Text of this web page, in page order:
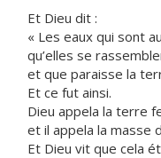
Et Dieu dit :
« Les eaux qui sont
qu’elles se
et que paraisse la
Et ce fut ainsi.
Dieu appela la terre
et il appela la masse
Et Dieu vit que cela